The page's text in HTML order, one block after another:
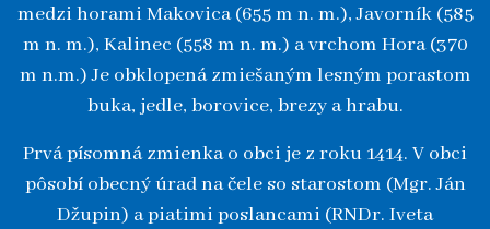
medzi horami Makovica (655 m n. m.), Javorník (585
m n. m.), Kalinec (558 m n. m.) a vrchom Hora (370
m n.m.) Je obklopená zmiešaným lesným porastom
buka, jedle, borovice, brezy a hrabu.
Prvá písomná zmienka o obci je z roku 1414. V obci
pôsobí obecný úrad na čele so starostom (Mgr. Ján
Džupin) a piatimi poslancami (RNDr. Iveta